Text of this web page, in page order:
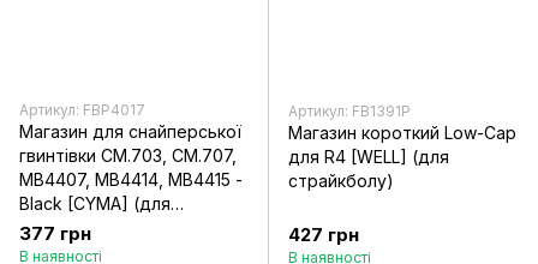
Артикул: FBP4017
Магазин для снайперської
гвинтівки CM.703, CM.707,
MB4407, MB4414, MB4415 -
Black [CYMA] (для
страйкболу)
377 грн
В наявності
Артикул: FB1391P
Магазин короткий Low-Cap
для R4 [WELL] (для
страйкболу)
427 грн
В наявності